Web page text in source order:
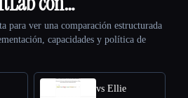
para ver una comparación estructurada
capacidades y política de
vs Ellie